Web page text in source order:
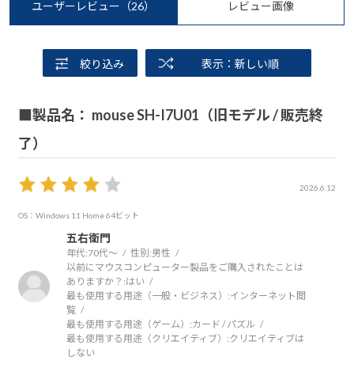
ユーザーレビュー （26） レビュー画像
絞り込み 表示：新しい順
■製品名： mouse SH-I7U01（旧モデル / 販売終
了）
2026.6.12
OS：Windows 11 Home 64ビット
五右衛門
年代:70代～ 性別:男性
以前にマウスコンピューター製品をご購入されたことは
ありますか？:はい
最も使用する用途（一般・ビジネス）:インターネット閲
覧
最も使用する用途（ゲーム）:カード / パズル
最も使用する用途（クリエイティブ）:クリエイティブは
しない